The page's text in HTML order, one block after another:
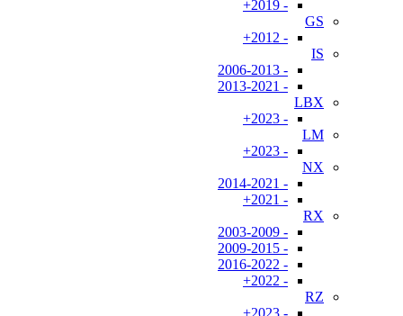
- 2019+
GS
- 2012+
IS
- 2006-2013
- 2013-2021
LBX
- 2023+
LM
- 2023+
NX
- 2014-2021
- 2021+
RX
- 2003-2009
- 2009-2015
- 2016-2022
- 2022+
RZ
- 2023+